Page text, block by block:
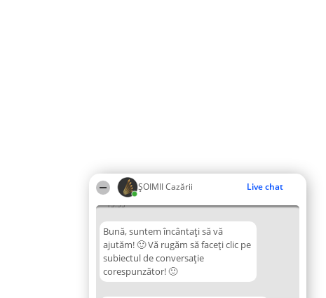
ȘOIMII Cazării Live chat
15:55
Bună, suntem încântați să vă
ajutăm! 🙂 Vă rugăm să faceți clic pe
subiectul de conversație
corespunzător! 🙂